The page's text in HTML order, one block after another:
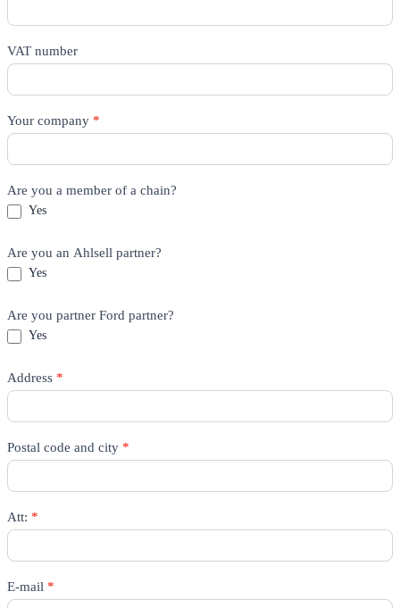
VAT number
Your company *
Are you a member of a chain?
Yes
Are you an Ahlsell partner?
Yes
Are you partner Ford partner?
Yes
Address *
Postal code and city *
Att: *
E-mail *